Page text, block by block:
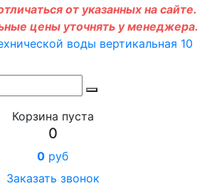
от указанных на сайте.
цены уточнять у менеджера.
Корзина пуста
0
0 руб
Заказать звонок